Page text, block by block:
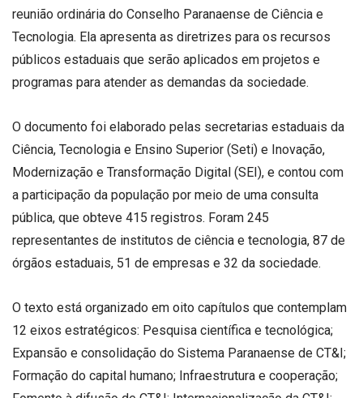
reunião ordinária do Conselho Paranaense de Ciência e
Tecnologia. Ela apresenta as diretrizes para os recursos
públicos estaduais que serão aplicados em projetos e
programas para atender as demandas da sociedade.
O documento foi elaborado pelas secretarias estaduais da
Ciência, Tecnologia e Ensino Superior (Seti) e Inovação,
Modernização e Transformação Digital (SEI), e contou com
a participação da população por meio de uma consulta
pública, que obteve 415 registros. Foram 245
representantes de institutos de ciência e tecnologia, 87 de
órgãos estaduais, 51 de empresas e 32 da sociedade.
O texto está organizado em oito capítulos que contemplam
12 eixos estratégicos: Pesquisa científica e tecnológica;
Expansão e consolidação do Sistema Paranaense de CT&I;
Formação do capital humano; Infraestrutura e cooperação;